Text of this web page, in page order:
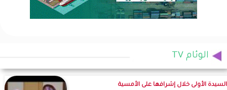
الوئام TV
السيدة الأولى خلال إشرافها على الأمسية